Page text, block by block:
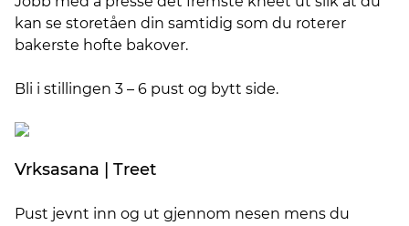
kan se storetåen din samtidig som du roterer
bakerste hofte bakover.
Bli i stillingen 3 – 6 pust og bytt side.
Vrksasana | Treet
Pust jevnt inn og ut gjennom nesen mens du